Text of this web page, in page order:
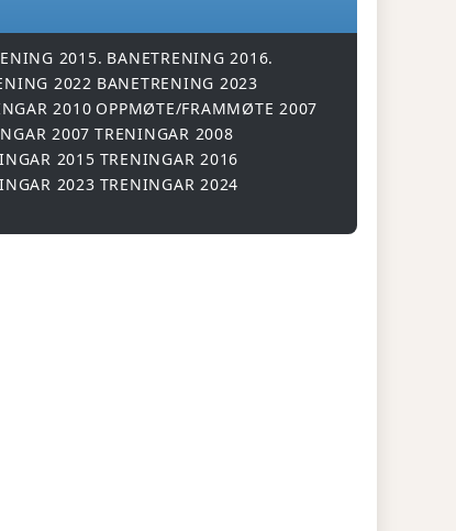
2015. BANETRENING 2016.
2022 BANETRENING 2023
2010 OPPMØTE/FRAMMØTE 2007
2007 TRENINGAR 2008
2015 TRENINGAR 2016
2023 TRENINGAR 2024